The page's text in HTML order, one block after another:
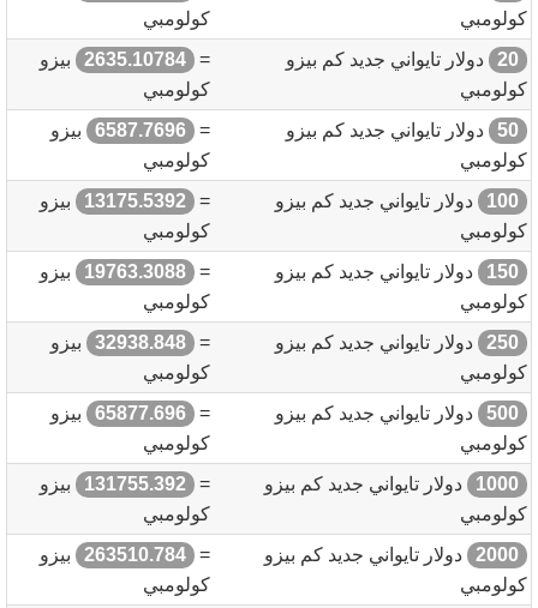
كولومبي
كولومبي
20
دولار تايواني جديد كم بيزو
كولومبي
=
2635.10784
بيزو
كولومبي
50
دولار تايواني جديد كم بيزو
كولومبي
=
6587.7696
بيزو
كولومبي
100
دولار تايواني جديد كم بيزو
كولومبي
=
13175.5392
بيزو
كولومبي
150
دولار تايواني جديد كم بيزو
كولومبي
=
19763.3088
بيزو
كولومبي
250
دولار تايواني جديد كم بيزو
كولومبي
=
32938.848
بيزو
كولومبي
500
دولار تايواني جديد كم بيزو
كولومبي
=
65877.696
بيزو
كولومبي
1000
دولار تايواني جديد كم بيزو
كولومبي
=
131755.392
بيزو
كولومبي
2000
دولار تايواني جديد كم بيزو
كولومبي
=
263510.784
بيزو
كولومبي